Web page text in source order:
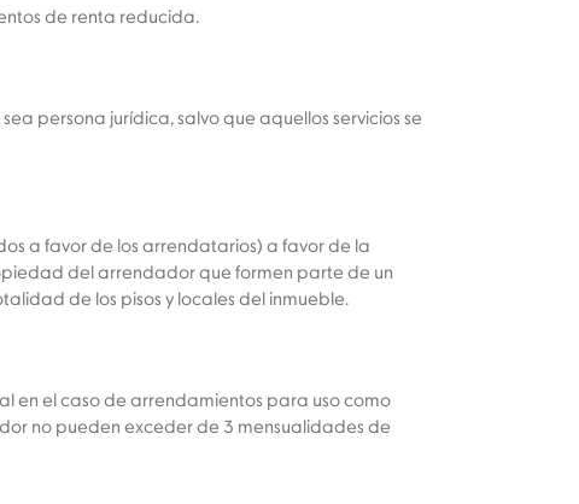
de renta reducida.
persona jurídica, salvo que aquellos servicios se
a favor de los arrendatarios) a favor de la
del arrendador que formen parte de un
de los pisos y locales del inmueble.
en el caso de arrendamientos para uso como
no pueden exceder de 3 mensualidades de